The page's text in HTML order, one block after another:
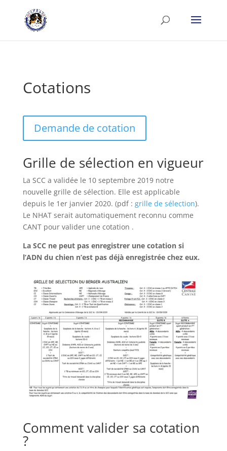
Cotations
Demande de cotation
Grille de sélection en vigueur
La SCC a validée le 10 septembre 2019 notre
nouvelle grille de sélection. Elle est applicable
depuis le 1er janvier 2020. (pdf : grille de sélection).
Le NHAT serait automatiquement reconnu comme
CANT pour valider une cotation .
La SCC ne peut pas enregistrer une cotation si
l’ADN du chien n’est pas déjà enregistrée chez eux.
Comment valider sa cotation
?